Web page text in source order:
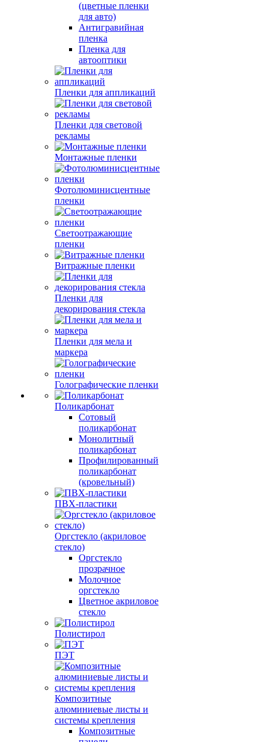
(цветные пленки
для авто)
Антигравийная
пленка
Пленка для
автооптики
Пленки для аппликаций
Пленки для световой
рекламы
Монтажные пленки
Фотолюминисцентные
пленки
Светоотражающие
пленки
Витражные пленки
Пленки для
декорирования стекла
Пленки для мела и
маркера
Голографические пленки
Поликарбонат
Сотовый
поликарбонат
Монолитный
поликарбонат
Профилированный
поликарбонат
(кровельный)
ПВХ-пластики
Оргстекло (акриловое
стекло)
Оргстекло
прозрачное
Молочное
оргстекло
Цветное акриловое
стекло
Полистирол
ПЭТ
Композитные
алюминиевые листы и
системы крепления
Композитные